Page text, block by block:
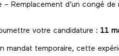
– Remplacement d’un congé
votre candidature : 11
mandat temporaire, cette